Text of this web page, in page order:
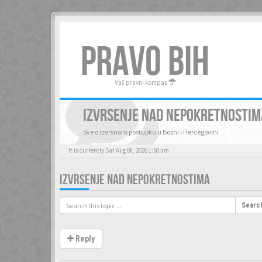
PRAVO BIH
Vaš pravni kompas
IZVRSENJE NAD
Sve o izvrsnom postupku u Bosni i Hercegovini
It is currently Sat Aug 08, 2026 1:50 am
IZVRSENJE NAD NEPOKRETNOSTIMA
Reply